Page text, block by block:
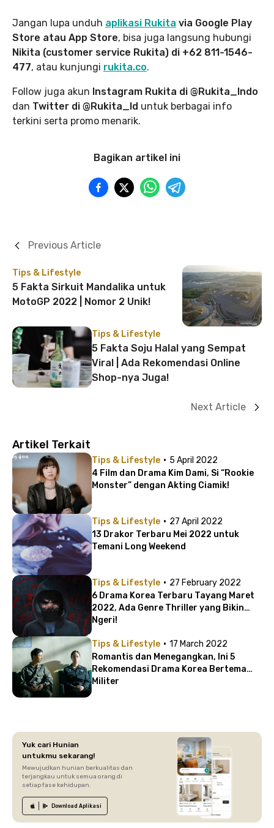
Jangan lupa unduh aplikasi Rukita via Google Play
Store atau App Store, bisa juga langsung hubungi
Nikita (customer service Rukita) di +62 811-1546-
477, atau kunjungi rukita.co.
Follow juga akun Instagram Rukita di @Rukita_Indo
dan Twitter di @Rukita_Id untuk berbagai info
terkini serta promo menarik.
Bagikan artikel ini
Tips & Lifestyle
5 Fakta Sirkuit Mandalika untuk
MotoGP 2022 | Nomor 2 Unik!
Previous Article
Tips & Lifestyle
5 Fakta Soju Halal yang Sempat
Viral | Ada Rekomendasi Online
Shop-nya Juga!
Next Article
Artikel Terkait
Tips & Lifestyle · 5 April 2022
4 Film dan Drama Kim Dami, Si “Rookie
Monster” dengan Akting Ciamik!
Tips & Lifestyle · 27 April 2022
13 Drakor Terbaru Mei 2022 untuk
Temani Long Weekend
Tips & Lifestyle · 27 February 2022
6 Drama Korea Terbaru Tayang Maret
2022, Ada Genre Thriller yang Bikin
Ngeri!
Tips & Lifestyle · 17 March 2022
Romantis dan Menegangkan, Ini 5
Rekomendasi Drama Korea Bertema
Militer
Yuk cari Hunian
untukmu sekarang!
Mewujudkan hunian berkualitas dan
terjangkau untuk semua orang di
setiap fase kehidupan.
Download Aplikasi